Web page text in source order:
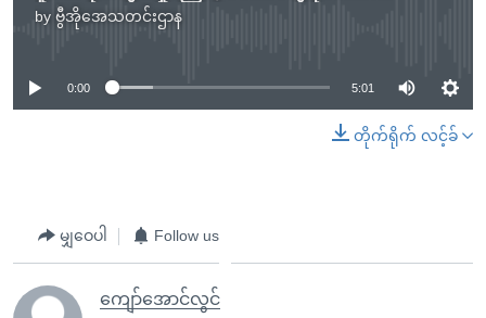
by ဗွီအိုအေသတင်းဌာန
No media source currently available
0:00 5:01
တိုက်ရိုက် လင့်ခ်
မျှဝေပါ Follow us
ကျော်အောင်လွင်